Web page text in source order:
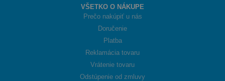
VŠETKO O NÁKUPE
Prečo nakúpiť u nás
Doručenie
Platba
Reklamácia tovaru
Vrátenie tovaru
Odstúpenie od zmluvy